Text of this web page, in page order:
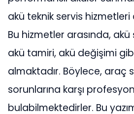
akü teknik servis hizmetleri
Bu hizmetler arasında, akü
akü tamiri, akü değişimi
almaktadır. Böylece, araç
sorunlarına karşı
bulabilmektedirler. Bu